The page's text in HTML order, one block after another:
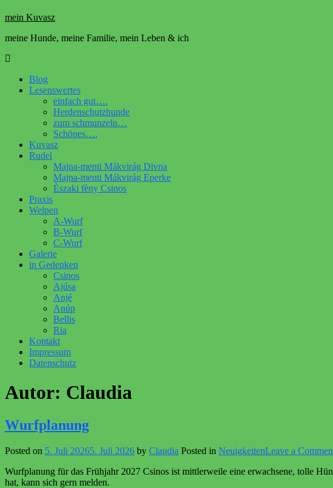
mein Kuvasz
meine Hunde, meine Familie, mein Leben & ich
Blog
Lesenswertes
einfach gut….
Herdenschutzhunde
zum schmunzeln…
Schönes….
Kuvasz
Rudel
Majna-menti Mákvirág Divna
Majna-menti Mákvirág Eperke
Èszaki fèny Csinos
Praxis
Welpen
A-Wurf
B-Wurf
C-Wurf
Galerie
in Gedenken
Csinos
Ajúsa
Anjé
Anúp
Bellis
Ria
Kontakt
Impressum
Datenschutz
Autor: Claudia
Wurfplanung
Posted on 5. Juli 20265. Juli 2026 by Claudia Posted in NeuigkeitenLeave a
Wurfplanung für das Frühjahr 2027 Csinos ist mittlerweile eine erwachsene, tolle
hat, kann sich gern melden.